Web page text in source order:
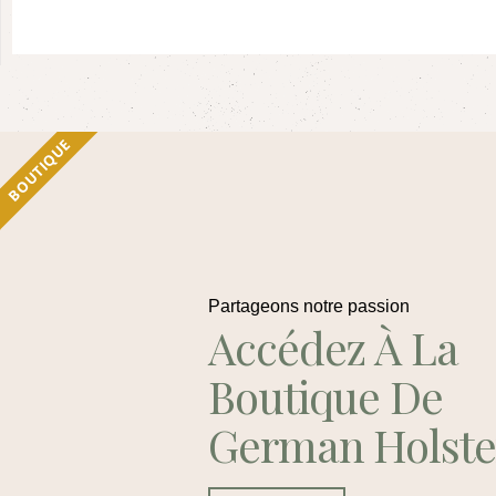
Partageons notre passion
Accédez À La
Boutique De
German
BOUTIQUE